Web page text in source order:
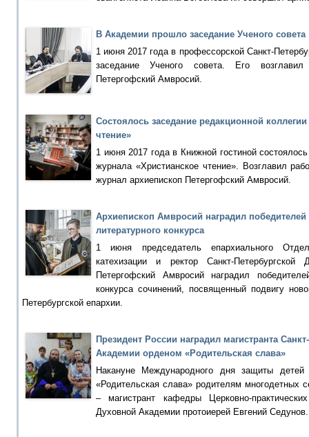
В Академии прошло заседание Ученого совета
1 июня 2017 года в профессорской Санкт-
заседание Ученого совета. Его
Петергофский Амвросий.
Состоялось заседание редакционной
чтение»
1 июня 2017 года в Книжной гостиной
журнала «Христианское чтение». Возглавил
журнал архиепископ Петергофский Амвросий.
Архиепископ Амвросий наградил
литературного конкурса
1 июня председатель епархиального
катехизации и ректор Санкт-Петербургской
Петергофский Амвросий наградил
конкурса сочинений, посвященный подвигу
Петербургской епархии.
Президент России наградил магистранта
Академии орденом «Родительская слава»
Накануне Международного дня защиты
«Родительская слава» родителям многодетных
– магистрант кафедры Церковно-
Духовной Академии протоиерей Евгений Седунов.